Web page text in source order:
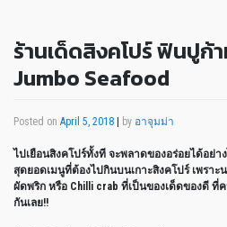
ร้านเด็ดสิงคโปร์ ฟินปูก้
Jumbo Seafood
Posted on April 5, 2018 | by อาจุมม่า
ไปเยือนสิงคโปร์ทั้งที จะพลาดของอร่อยได้อย่า
สุดยอดเมนูที่ต้องไปกินบนเกาะสิงคโปร์ เพรา
ผัดพริก หรือ Chilli crab ที่เป็นของเด็ดของดี
กันเลย!!